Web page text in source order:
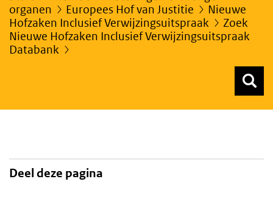
organen
Europees Hof van Justitie
Nieuwe
Hofzaken Inclusief Verwijzingsuitspraak
Zoek
Nieuwe Hofzaken Inclusief Verwijzingsuitspraak
Databank
Deel deze pagina